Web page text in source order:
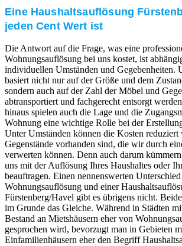
Eine Haushaltsauflösung
jeden Cent Wert ist
Die Antwort auf die Frage, was eine
Wohnungsauflösung bei uns kostet, ist
individuellen Umständen und Gegebenheiten.
basiert nicht nur auf der Größe und dem
sondern auch auf der Zahl der Möbel und
abtransportiert und fachgerecht entsorgt
hinaus spielen auch die Lage und die
Wohnung eine wichtige Rolle bei der
Unter Umständen können die Kosten reduziert
Gegenstände vorhanden sind, die wir durch
verwerten können. Denn auch darum
uns mit der Auflösung Ihres Haushaltes oder
beauftragen. Einen nennenswerten
Wohnungsauflösung und einer
Fürstenberg/Havel gibt es übrigens nicht.
im Grunde das Gleiche. Während in Städten
Bestand an Mietshäusern eher von
gesprochen wird, bevorzugt man in Gebieten
Einfamilienhäusern eher den Begriff